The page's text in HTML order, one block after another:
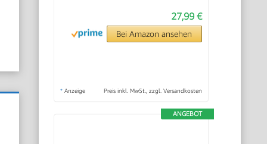
27,99 €
Bei Amazon ansehen
* Anzeige Preis inkl. MwSt., zzgl. Versandkosten
ANGEBOT